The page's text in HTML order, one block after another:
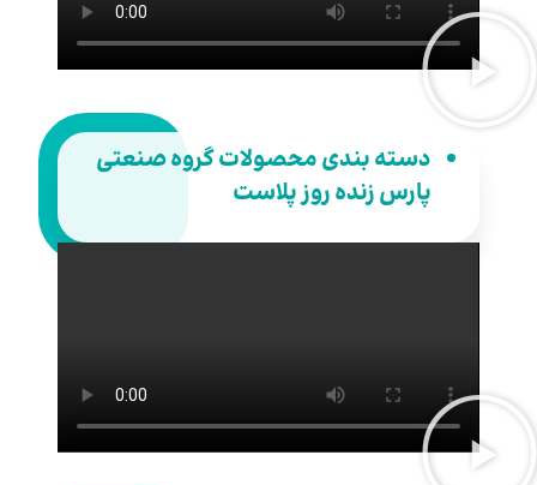
دسته بندی محصولات گروه صنعتی
پارس زنده روز پلاست